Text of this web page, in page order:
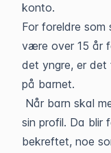
konto.
For foreldre som
være over 15 år
det yngre, er det
på barnet.
Når barn skal
sin profil. Da blir
bekreftet, noe